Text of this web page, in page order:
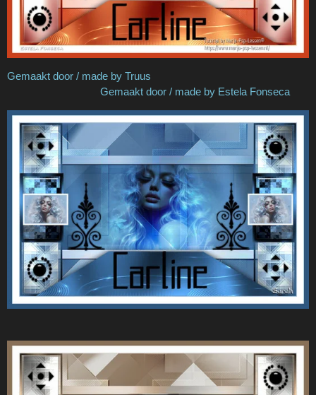
Gemaakt door / made by Truus
Gemaakt door / made by Estela Fonseca